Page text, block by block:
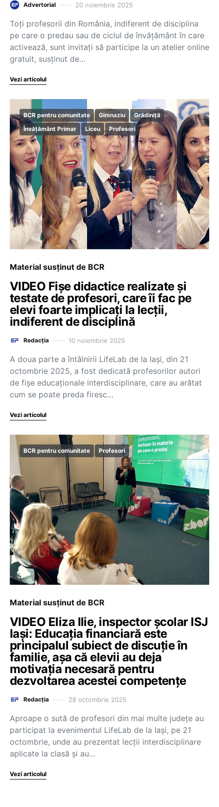
Advertorial 20 noiembrie 2025
Toți profesorii din România, indiferent de disciplina
pe care o predau sau de ciclul de învățământ în care
activează, sunt invitați să participe la un atelier online
gratuit, susținut de…
Vezi articolul
BCR pentru comunitate Gimnaziu
Grădiniță
Învățământ Primar
Liceu Profesori
Material susținut de BCR
VIDEO Fișe didactice realizate și
testate de profesori, care îi fac pe
elevi foarte implicați la lecții,
indiferent de disciplină
Redacția 10 noiembrie 2025
A doua parte a întâlnirii LifeLab de la Iași, din 21
octombrie 2025, a fost dedicată profesorilor autori
de fișe educaționale interdisciplinare, care au arătat
cum se poate preda firesc…
Vezi articolul
BCR pentru comunitate Profesori
Material susținut de BCR
VIDEO Eliza Ilie, inspector școlar ISJ
Iași: Educația financiară este
principalul subiect de discuție în
familie, așa că elevii au deja
motivația necesară pentru
dezvoltarea acestei competențe
Redacția 28 octombrie 2025
Aproape o sută de profesori din mai multe județe au
participat la evenimentul LifeLab de la Iași, pe 21
octombrie, unde au prezentat lecții interdisciplinare
aplicate la clasă și au…
Vezi articolul